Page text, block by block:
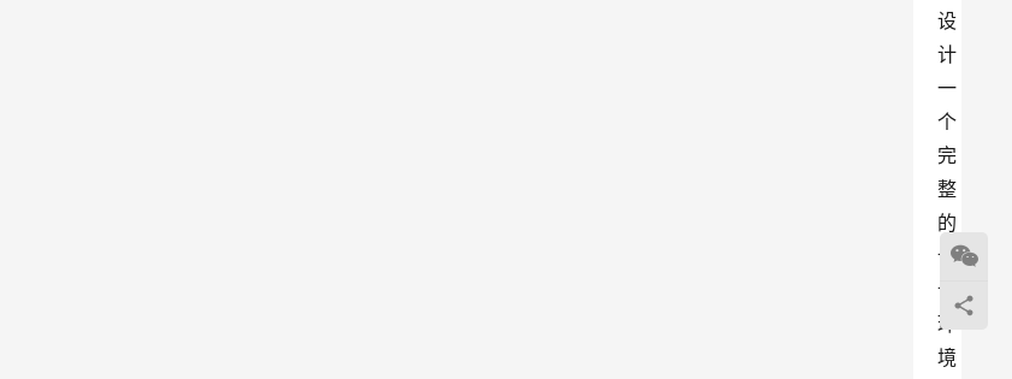
设
计
一
个
完
整
的
设
计
环
境